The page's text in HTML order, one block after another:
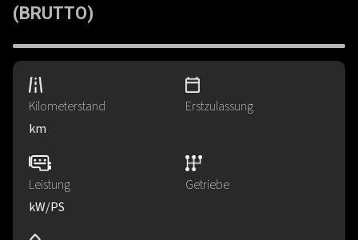
km
Kilometerstand Erstzulassung
kW​/PS
Leistung Getriebe
(BRUTTO)